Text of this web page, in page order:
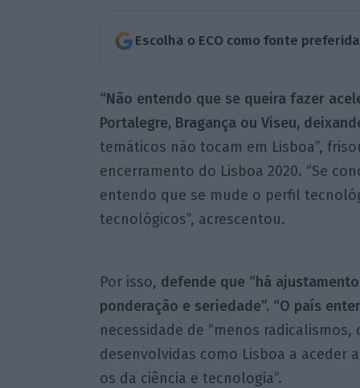
Escolha o ECO como fonte
“Não entendo que se queira fazer
Portalegre, Bragança ou Viseu,
temáticos não tocam em Lisboa”,
encerramento do Lisboa 2020. “Se
entendo que se mude o perfil
tecnológicos”, acrescentou.
Por isso, defende que “há
ponderação e seriedade”. “O país
necessidade de “menos
desenvolvidas como Lisboa a
os da ciência e tecnologia”.